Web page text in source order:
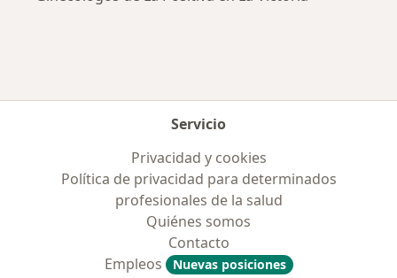
Servicio
Privacidad y cookies
Política de privacidad para determinados
profesionales de la salud
Quiénes somos
Contacto
Empleos
Nuevas posiciones